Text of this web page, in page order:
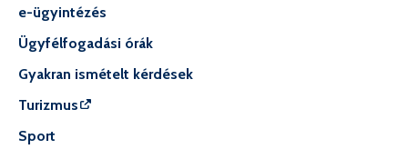
e-ügyintézés
Ügyfélfogadási órák
Gyakran ismételt kérdések
Turizmus
Sport